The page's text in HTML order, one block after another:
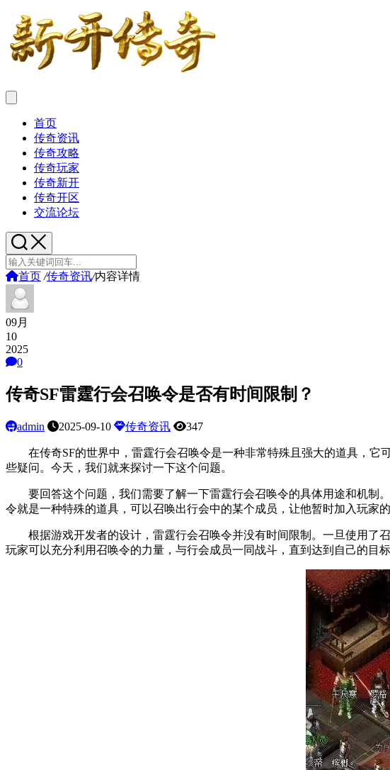
首页
传奇资讯
传奇攻略
传奇玩家
传奇新开
传奇开区
交流论坛
首页 /传奇资讯/内容详情
09月
10
2025
0
传奇SF雷霆行会召唤令是否有时间限制？
admin 2025-09-10 传奇资讯 347
在传奇SF的世界中，雷霆行会召唤令是一种非常特殊且强大的道具，它
些疑问。今天，我们就来探讨一下这个问题。
要回答这个问题，我们需要了解一下雷霆行会召唤令的具体用途和机制
令就是一种特殊的道具，可以召唤出行会中的某个成员，让他暂时加入玩家
根据游戏开发者的设计，雷霆行会召唤令并没有时间限制。一旦使用了召
玩家可以充分利用召唤令的力量，与行会成员一同战斗，直到达到自己的目标